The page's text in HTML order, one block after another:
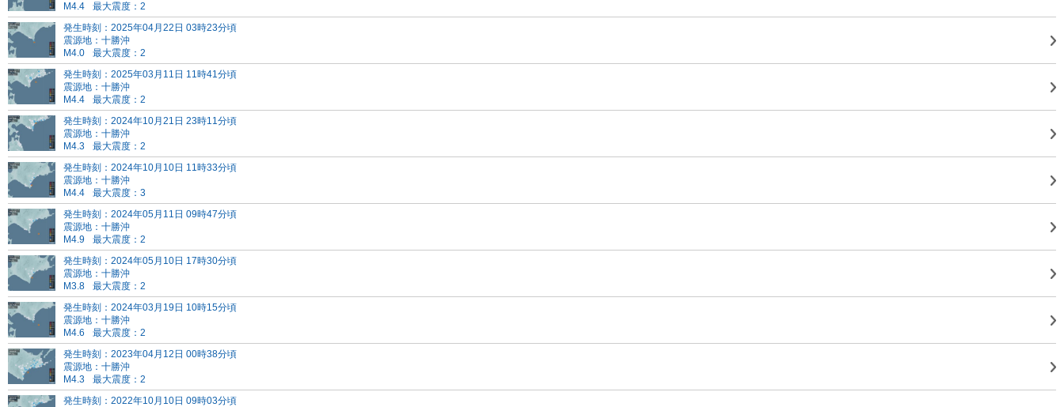
M4.4
最大震度：2
発生時刻：2025年04月22日 03時23分頃
震源地：十勝沖
M4.0
最大震度：2
発生時刻：2025年03月11日 11時41分頃
震源地：十勝沖
M4.4
最大震度：2
発生時刻：2024年10月21日 23時11分頃
震源地：十勝沖
M4.3
最大震度：2
発生時刻：2024年10月10日 11時33分頃
震源地：十勝沖
M4.4
最大震度：3
発生時刻：2024年05月11日 09時47分頃
震源地：十勝沖
M4.9
最大震度：2
発生時刻：2024年05月10日 17時30分頃
震源地：十勝沖
M3.8
最大震度：2
発生時刻：2024年03月19日 10時15分頃
震源地：十勝沖
M4.6
最大震度：2
発生時刻：2023年04月12日 00時38分頃
震源地：十勝沖
M4.3
最大震度：2
発生時刻：2022年10月10日 09時03分頃